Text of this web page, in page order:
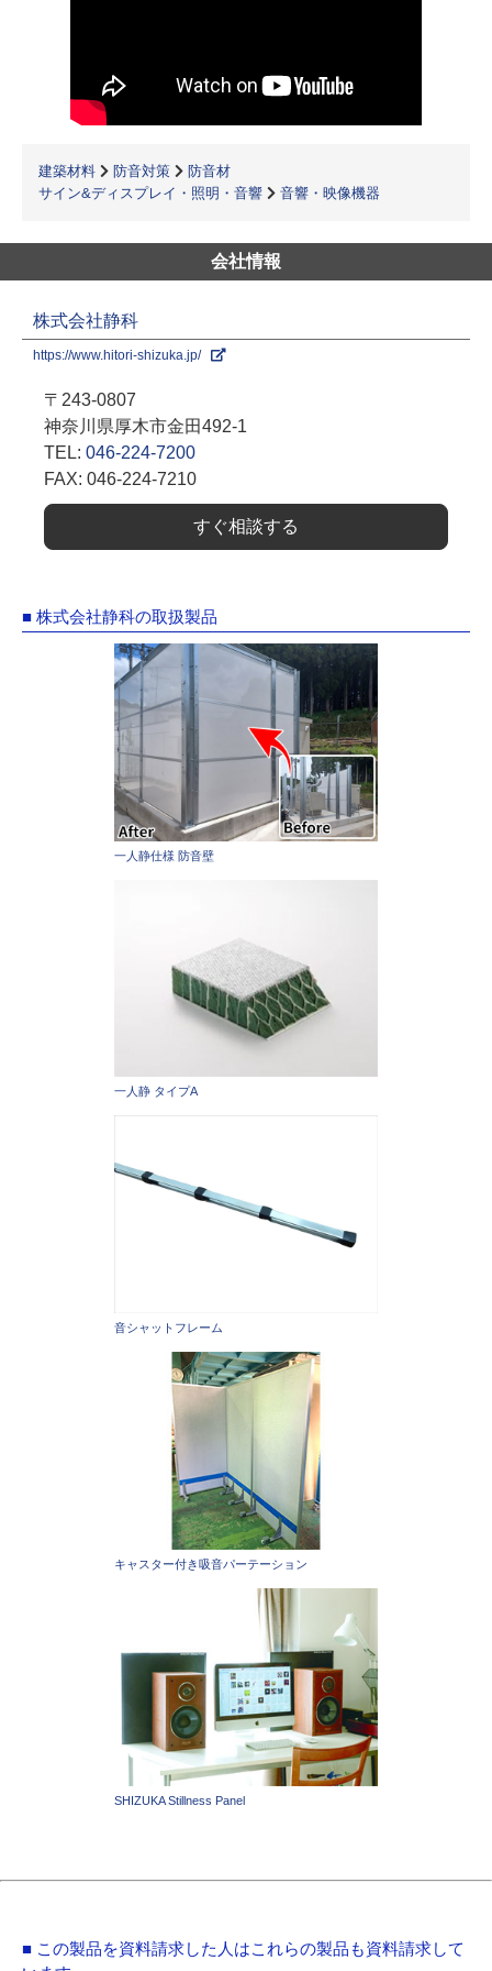
建築材料 防音対策
防音材
サイン&ディスプレイ・照明・音響
音響・映像機器
会社情報
株式会社静科
https://www.hitori-shizuka.jp/
〒243-0807
神奈川県厚木市金田492-1
TEL: 046-224-7200
FAX: 046-224-7210
すぐ相談する
■ 株式会社静科の取扱製品
一人静仕様 防音壁
一人静 タイプA
音シャットフレーム
キャスター付き吸音パーテーション
SHIZUKA Stillness Panel
■ この製品を資料請求した人はこれらの製品も資料請求して